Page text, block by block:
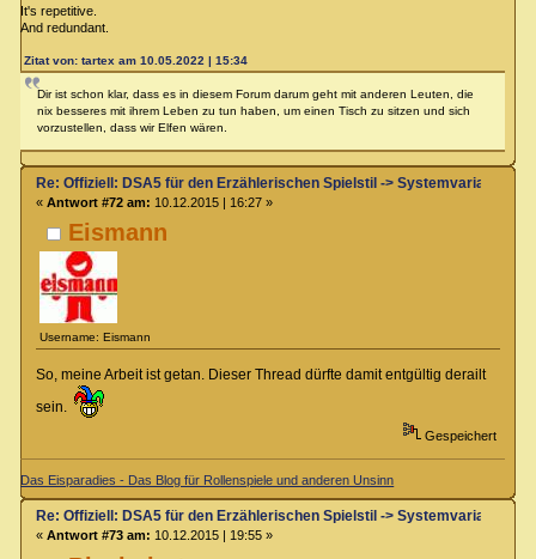
It's repetitive.
And redundant.
Zitat von: tartex am 10.05.2022 | 15:34
Dir ist schon klar, dass es in diesem Forum darum geht mit anderen Leuten, die
nix besseres mit ihrem Leben zu tun haben, um einen Tisch zu sitzen und sich
vorzustellen, dass wir Elfen wären.
Eismann
Username: Eismann
Re: Offiziell: DSA5 für den Erzählerischen Spielstil -> Systemvariante im
« Antwort #72 am: 10.12.2015 | 16:27 »
So, meine Arbeit ist getan. Dieser Thread dürfte damit entgültig derailt
sein.
Gespeichert
Das Eisparadies - Das Blog für Rollenspiele und anderen Unsinn
Re: Offiziell: DSA5 für den Erzählerischen Spielstil -> Systemvariante im
« Antwort #73 am: 10.12.2015 | 19:55 »